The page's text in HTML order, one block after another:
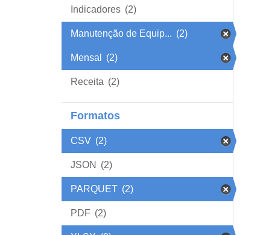
Indicadores (2)
Manutenção de Equip... (2)
Mensal (2)
Receita (2)
Formatos
CSV (2)
JSON (2)
PARQUET (2)
PDF (2)